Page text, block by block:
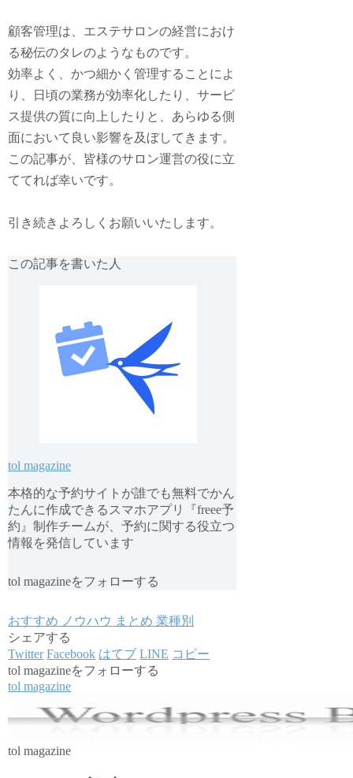
顧客管理は、エステサロンの経営におけ
る秘伝のタレのようなものです。
効率よく、かつ細かく管理することによ
り、日頃の業務が効率化したり、サービ
ス提供の質に向上したりと、あらゆる側
面において良い影響を及ぼしてきます。
この記事が、皆様のサロン運営の役に立
ててれば幸いです。
引き続きよろしくお願いいたします。
この記事を書いた人
tol magazine
本格的な予約サイトが誰でも無料でかん
たんに作成できるスマホアプリ『freee予
約』制作チームが、予約に関する役立つ
情報を発信しています
tol magazineをフォローする
おすすめ ノウハウ まとめ 業種別
シェアする
Twitter Facebook はてブ LINE コピー
tol magazineをフォローする
tol magazine
tol magazine